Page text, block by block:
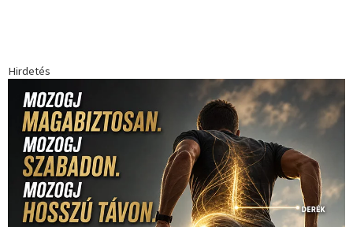
Hirdetés